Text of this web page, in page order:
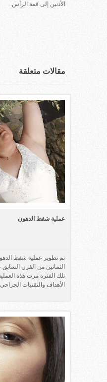
الأذنين إلى قمة الرأس.
مقالات متعلقة
عملية شفط الدهون
الثمانين من القرن
تلك الفترة مرت هذه
الأهداف والتقنيات الجراحي